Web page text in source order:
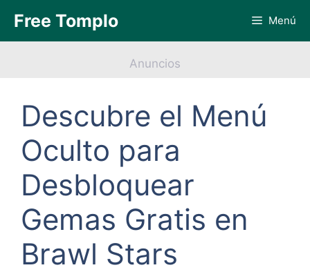
contenido
Free Tomplo Menú
Anuncios
Descubre el Menú
Oculto para
Desbloquear
Gemas Gratis en
Brawl Stars